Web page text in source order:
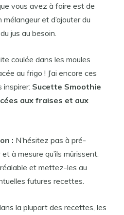
vous avez à faire est de
et d’ajouter du
jus au besoin.
coulée dans les moules
au frigo ! J’ai encore ces
inspirer: Sucette Smoothie
aux fraises et aux
: N’hésitez pas à pré-
à mesure qu’ils mûrissent.
et mettez-les au
futures recettes.
la plupart des recettes, les